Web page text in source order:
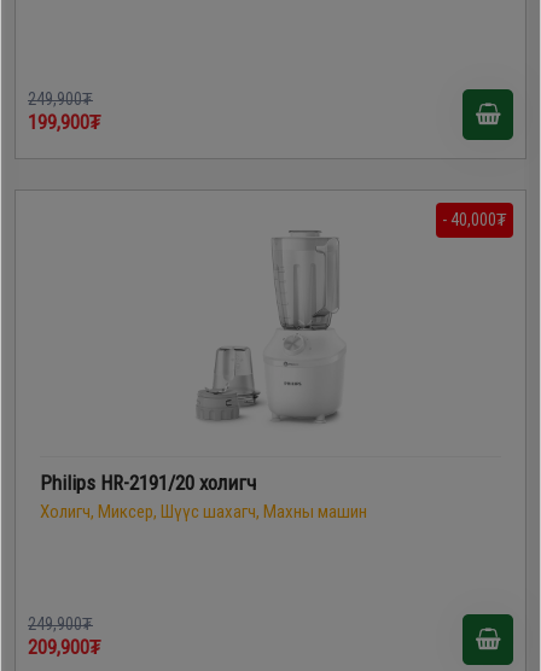
249,900₮
199,900₮
- 40,000₮
Philips HR-2191/20 холигч
Холигч, Миксер, Шүүс шахагч, Махны машин
249,900₮
209,900₮